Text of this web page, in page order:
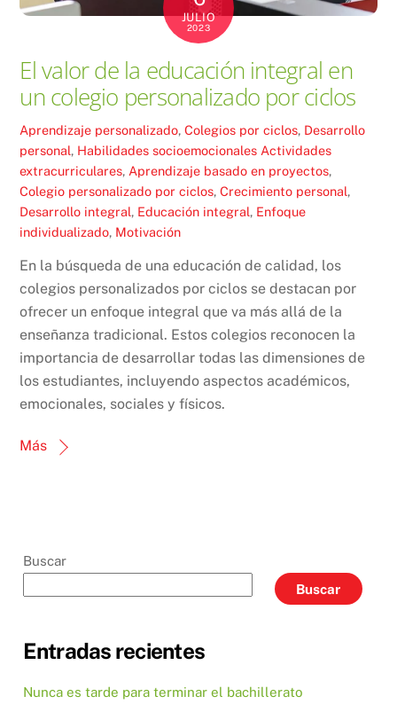
JULIO
2023
El valor de la educación integral en
un colegio personalizado por ciclos
Aprendizaje personalizado,Colegios por ciclos, Desarrollo
personal, Habilidades socioemocionales Actividades
extracurriculares, Aprendizaje basado en proyectos,
Colegio personalizado por ciclos,Crecimiento personal,
Desarrollo integral, Educación integral, Enfoque
individualizado, Motivación
En la búsqueda de una educación de calidad, los
colegios personalizados por ciclos se destacan por
ofrecer un enfoque integral que va más allá de la
enseñanza tradicional. Estos colegios reconocen la
importancia de desarrollar todas las dimensiones de
los estudiantes, incluyendo aspectos académicos,
emocionales, sociales y físicos.
Más
Buscar
Buscar
Entradas recientes
Nunca es tarde para terminar el bachillerato